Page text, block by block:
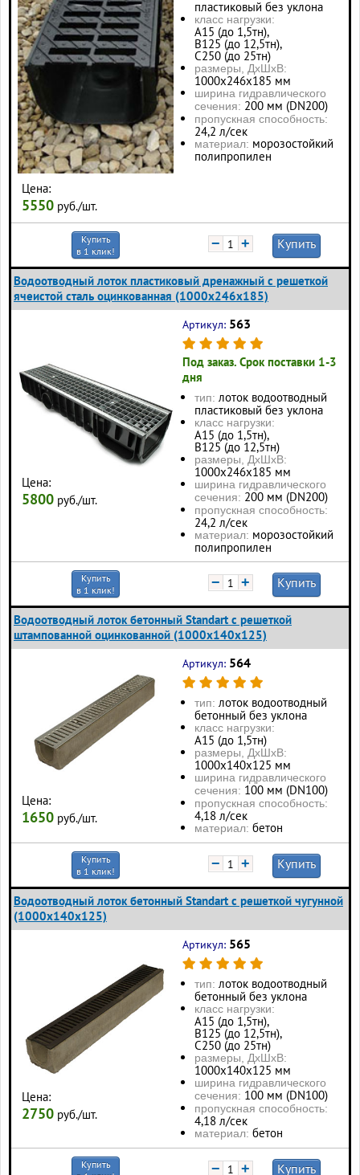
Цена:
5550 руб./шт.
пластиковый без уклона
класс нагрузки:
А15 (до 1,5тн),
В125 (до 12,5тн),
С250 (до 25тн)
размеры, ДхШхВ:
1000х246х185 мм
ширина гидравлического
сечения: 200 мм (DN200)
пропускная способность:
24,2 л/сек
материал: морозостойкий
полипропилен
Купить
в 1 клик!
− + Купить
Водоотводный лоток пластиковый дренажный с решеткой
ячеистой сталь оцинкованная (1000x246x185)
Цена:
5800 руб./шт.
Артикул: 563
Под заказ. Срок поставки 1-3
дня
тип: лоток водоотводный
пластиковый без уклона
класс нагрузки:
А15 (до 1,5тн),
В125 (до 12,5тн)
размеры, ДхШхВ:
1000х246х185 мм
ширина гидравлического
сечения: 200 мм (DN200)
пропускная способность:
24,2 л/сек
материал: морозостойкий
полипропилен
Купить
в 1 клик!
− + Купить
Водоотводный лоток бетонный Standart с решеткой
штампованной оцинкованной (1000x140x125)
Цена:
1650 руб./шт.
Артикул: 564
тип: лоток водоотводный
бетонный без уклона
класс нагрузки:
А15 (до 1,5тн)
размеры, ДхШхВ:
1000х140х125 мм
ширина гидравлического
сечения: 100 мм (DN100)
пропускная способность:
4,18 л/сек
материал: бетон
Купить
в 1 клик!
− + Купить
Водоотводный лоток бетонный Standart с решеткой чугунной
(1000x140x125)
Цена:
2750 руб./шт.
Артикул: 565
тип: лоток водоотводный
бетонный без уклона
класс нагрузки:
А15 (до 1,5тн),
В125 (до 12,5тн),
С250 (до 25тн)
размеры, ДхШхВ:
1000х140х125 мм
ширина гидравлического
сечения: 100 мм (DN100)
пропускная способность:
4,18 л/сек
материал: бетон
Купить
− + Купить